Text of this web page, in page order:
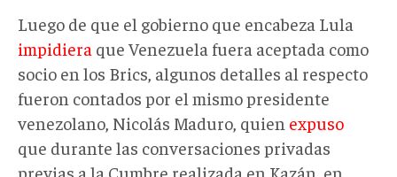
Luego de que el gobierno que encabeza Lula
impidiera que Venezuela fuera aceptada como
socio en los Brics, algunos detalles al respecto
fueron contados por el mismo presidente
venezolano, Nicolás Maduro, quien expuso
que durante las conversaciones privadas
previas a la Cumbre realizada en Kazán, en